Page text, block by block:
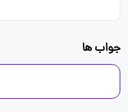
جواب ها